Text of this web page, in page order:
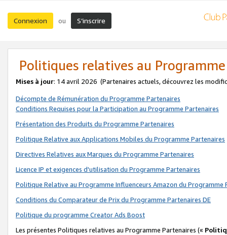
Connexion ou S’inscrire
Politiques relatives au
Mises à jour: 14 avril 2026 (Partenaires actuels, découvrez les
Décompte de Rémunération du Programme Partenaires
Conditions Requises pour la Participation au Programme Partenaires
Présentation des Produits du Programme Partenaires
Politique Relative aux Applications Mobiles du Programme Partenaires
Directives Relatives aux Marques du Programme Partenaires
Licence IP et exigences d'utilisation du Programme Partenaires
Politique Relative au Programme Influenceurs Amazon du Programme
Conditions du Comparateur de Prix du Programme Partenaires DE
Politique du programme Creator Ads Boost
Les présentes Politiques relatives au Programme Partenaires («